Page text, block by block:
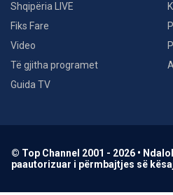
Shqipëria LIVE
Fiks Fare
Video
Të gjitha programet
Guida TV
© Top Channel 2001 - 2026 •
paautorizuar i përmbajtjes së